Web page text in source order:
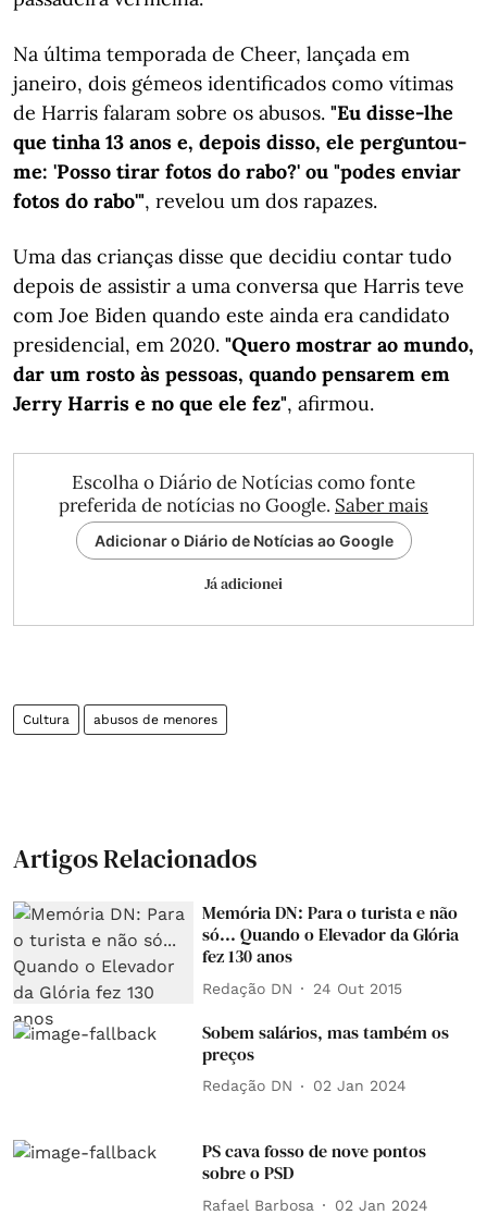
Na última temporada de Cheer, lançada em
janeiro, dois gémeos identificados como vítimas
de Harris falaram sobre os abusos. "Eu disse-lhe
que tinha 13 anos e, depois disso, ele perguntou-
me: 'Posso tirar fotos do rabo?' ou "podes enviar
fotos do rabo'", revelou um dos rapazes.
Uma das crianças disse que decidiu contar tudo
depois de assistir a uma conversa que Harris teve
com Joe Biden quando este ainda era candidato
presidencial, em 2020. "Quero mostrar ao mundo,
dar um rosto às pessoas, quando pensarem em
Jerry Harris e no que ele fez", afirmou.
Escolha o Diário de Notícias como fonte
preferida de notícias no Google. Saber mais
Adicionar o Diário de Notícias ao Google
Já adicionei
Cultura abusos de menores
Artigos Relacionados
Memória DN: Para o turista e não
só... Quando o Elevador da Glória
fez 130 anos
Redação DN 24 Out 2015
Sobem salários, mas também os
preços
Redação DN 02 Jan 2024
PS cava fosso de nove pontos
sobre o PSD
Rafael Barbosa 02 Jan 2024